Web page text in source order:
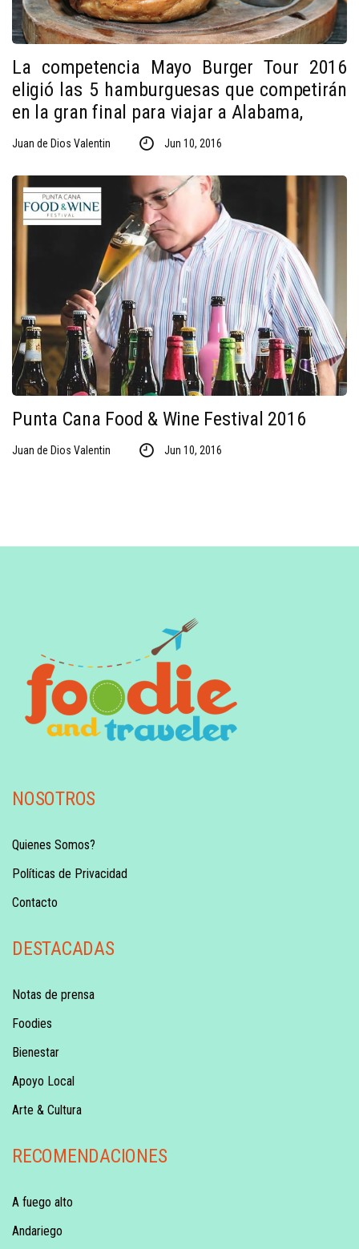
La competencia Mayo Burger Tour 2016
eligió las 5 hamburguesas que competirán
en la gran final para viajar a Alabama,
Juan de Dios Valentin Jun 10, 2016
Punta Cana Food & Wine Festival 2016
Juan de Dios Valentin Jun 10, 2016
NOSOTROS
Quienes Somos?
Políticas de Privacidad
Contacto
DESTACADAS
Notas de prensa
Foodies
Bienestar
Apoyo Local
Arte & Cultura
RECOMENDACIONES
A fuego alto
Andariego